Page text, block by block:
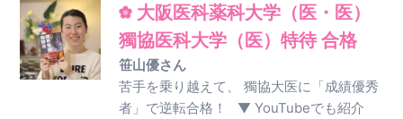
大阪医科薬科大学（医・医）
獨協医科大学（医）特待 合格
笹山優さん
苦手を乗り越えて、 獨協大医に「成績優秀
者」で逆転合格！ ▼ YouTubeでも紹介